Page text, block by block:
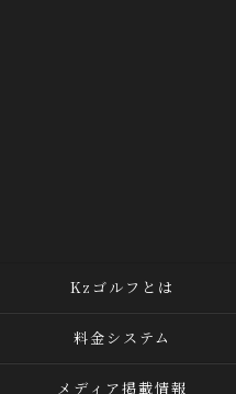
Kzゴルフとは
料金システム
メディア掲載情報